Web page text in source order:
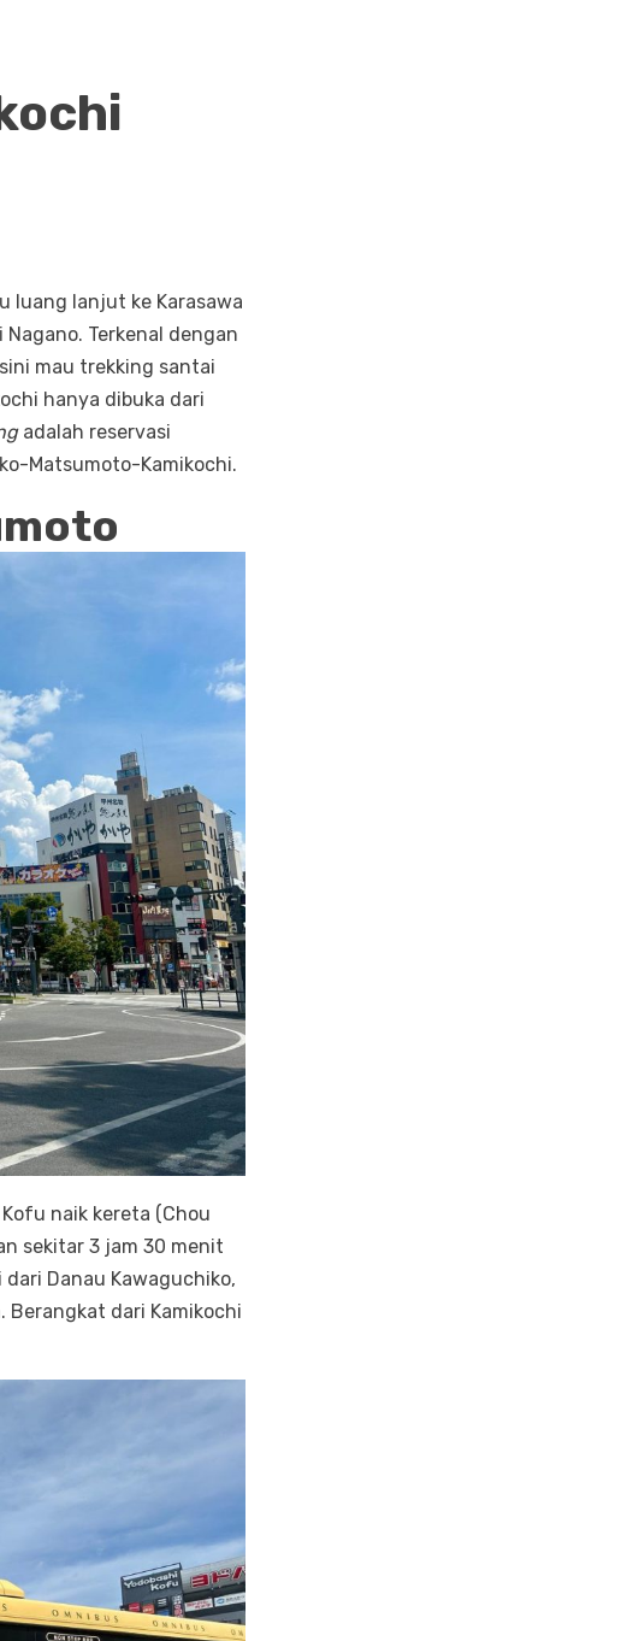
luang lanjut ke Karasawa
Terkenal dengan
mau trekking santai
hanya dibuka dari
adalah reservasi
Matsumoto-Kamikochi.
naik kereta (Chou
sekitar 3 jam 30 menit
Danau Kawaguchiko,
Berangkat dari Kamikochi